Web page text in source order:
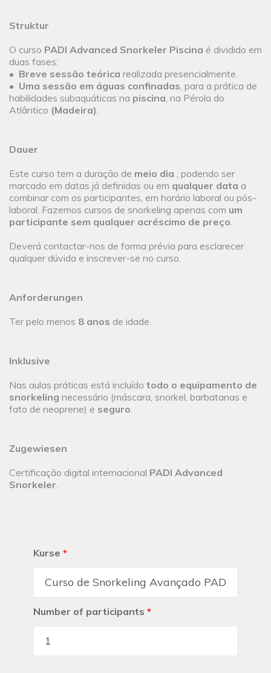
Struktur
O curso PADI Advanced Snorkeler Piscina é dividido em
duas fases:
• Breve sessão teórica realizada presencialmente.
• Uma sessão em águas confinadas, para a prática de
habilidades subaquáticas na piscina, na Pérola do
Atlântico (Madeira).
Dauer
Este curso tem a duração de meio dia , podendo ser
marcado em datas já definidas ou em qualquer data a
combinar com os participantes, em horário laboral ou pós-
laboral. Fazemos cursos de snorkeling apenas com um
participante sem qualquer acréscimo de preço.
Deverá contactar-nos de forma prévia para esclarecer
qualquer dúvida e inscrever-se no curso.
Anforderungen
Ter pelo menos 8 anos de idade.
Inklusive
Nas aulas práticas está incluído todo o equipamento de
snorkeling necessário (máscara, snorkel, barbatanas e
fato de neoprene) e seguro.
Zugewiesen
Certificação digital internacional PADI Advanced
Snorkeler.
Kurse *
Number of participants *